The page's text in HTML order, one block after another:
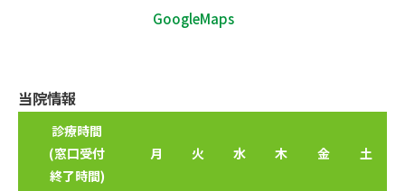
GoogleMaps
当院情報
診療時間
(窓口受付
終了時間)
月 火 水 木 金 土